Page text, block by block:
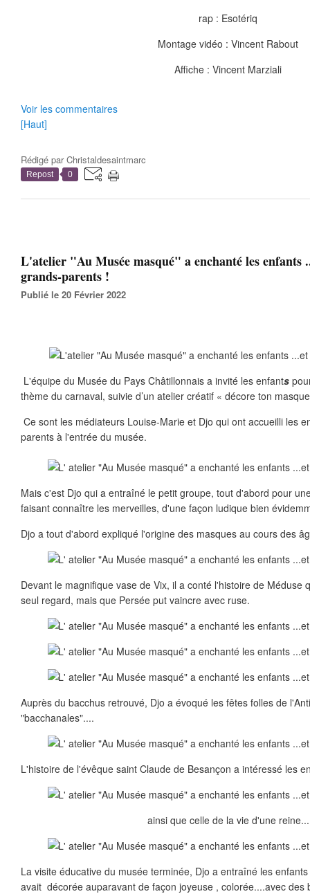
rap : Esotériq
Montage vidéo : Vincent Rabout
Affiche : Vincent Marziali
Voir les commentaires
[Haut]
Rédigé parChristaldesaintmarc
Repost 0
L'atelier "Au Musée masqué" a enchanté les enfants
grands-parents !
Publié le 20 Février 2022
L'équipe du Musée du Pays Châtillonnais a invité les enfants
thème du carnaval, suivie d’un atelier créatif « décore ton
Ce sont les médiateurs Louise-Marie et Djo qui ont accueilli les
parents à l'entrée du musée.
Mais c'est Djo qui a entraîné le petit groupe, tout d'abord pour
faisant connaître les merveilles, d'une façon ludique bien
Djo a tout d'abord expliqué l'origine des masques au cours des
Devant le magnifique vase de Vix, il a conté l'histoire de Méduse
seul regard, mais que Persée put vaincre avec ruse.
Auprès du bacchus retrouvé, Djo a évoqué les fêtes folles de
"bacchanales"....
L'histoire de l'évêque saint Claude de Besançon a intéressé les
ainsi que celle de la vie d'une reine...
La visite éducative du musée terminée, Djo a entraîné les
avait décorée auparavant de façon joyeuse , colorée....avec des